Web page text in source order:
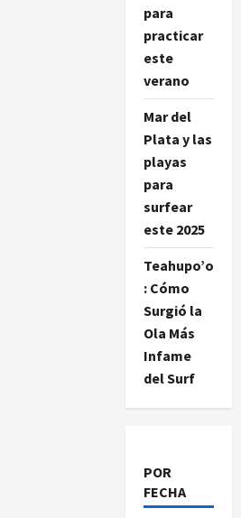
para
practicar
este
verano
Mar del
Plata y las
playas
para
surfear
este 2025
Teahupo’o
: Cómo
Surgió la
Ola Más
Infame
del Surf
POR
FECHA